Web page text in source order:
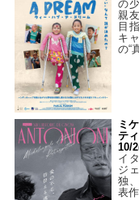
の
親
目
キ
の“
ミ
テ
10/
イ
ジ
独
表